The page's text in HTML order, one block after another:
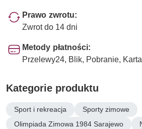
Prawo zwrotu:
Zwrot do 14 dni
Metody płatności:
Przelewy24, Blik, Pobranie,
Kategorie produktu
Sport i rekreacja
Sporty zimowe
Olimpiada Zimowa 1984 Sarajewo